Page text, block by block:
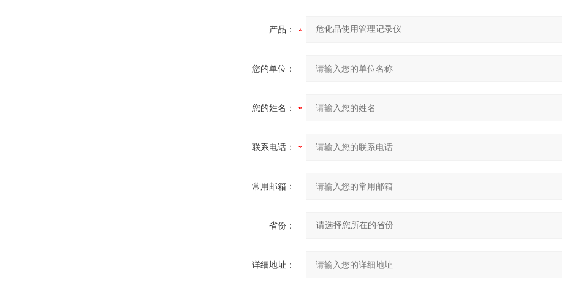
产品：
您的单位：
您的姓名：
联系电话：
常用邮箱：
省份：
详细地址：